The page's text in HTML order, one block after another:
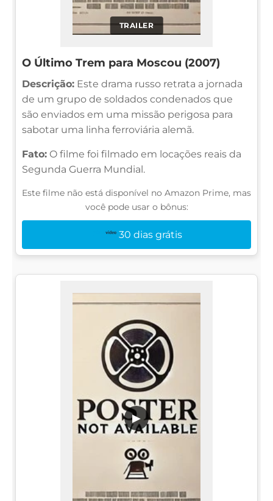
TRAILER
O Último Trem para Moscou (2007)
Descrição: Este drama russo retrata a jornada
de um grupo de soldados condenados que
são enviados em uma missão perigosa para
sabotar uma linha ferroviária alemã.
Fato: O filme foi filmado em locações reais da
Segunda Guerra Mundial.
Este filme não está disponível no Amazon Prime, mas
você pode usar o bônus:
30 dias grátis
▶